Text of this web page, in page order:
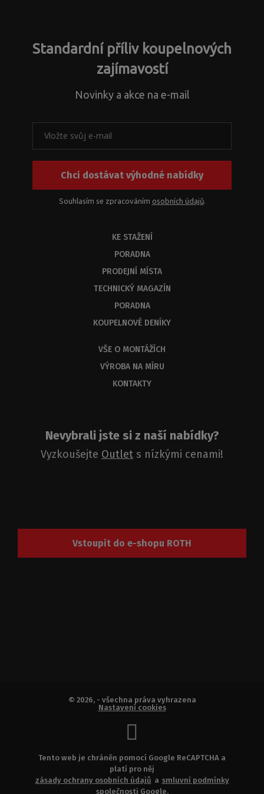
řešení
problematikou
našim
produktům
nebo
kombinací.
Standardní příliv koupelnových
zajímavostí
Novinky a akce na e-mail
Chci dostávat výhodné nabídky
Souhlasím se zpracováním osobních údajů.
KE STAŽENÍ
PORADNA
PRODEJNÍ MÍSTA
TECHNICKÝ MAGAZÍN
PORADNA
KOUPELNOVÉ DENÍKY
VŠE O MONTÁŽÍCH
VÝROBA NA MÍRU
KONTAKTY
Nevybrali jste si z naší nabídky?
Vyzkoušejte Outlet s nízkými cenami!
Vstoupit do e-shopu ROTH
© 2026, - všechna práva vyhrazena
Nastavení cookies
Tento web je chráněn pomocí Google ReCAPTCHA a
platí pro něj
zásady ochrany osobních údajů a smluvní podmínky
společnosti Google.